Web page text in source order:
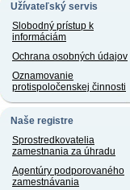
Užívateľský servis
Slobodný prístup k
informáciám
Ochrana osobných údajov
Oznamovanie
protispoločenskej činnosti
Naše registre
Sprostredkovatelia
zamestnania za úhradu
Agentúry podporovaného
zamestnávania